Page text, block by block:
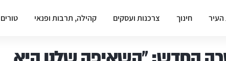
חינוך צרכנות ועסקים קהילה, תרבות ופנאי